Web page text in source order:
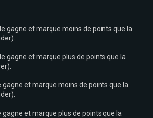
gagne et marque moins de points que la
gagne et marque plus de points que la
gagne et marque moins de points que la
gagne et marque plus de points que la